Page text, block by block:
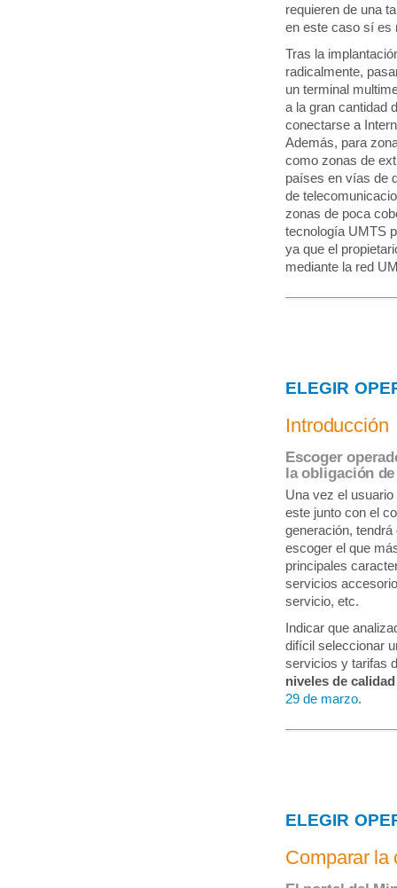
requieren de una
en este caso sí es
Tras la
radicalmente,
un terminal
a la gran cantidad
conectarse a
Además, para
como zonas de
países en vías de
de
zonas de poca
tecnología UMTS
ya que el
mediante la red
ELEGIR
Introducción
Escoger
la obligación
Una vez el
este junto con el
generación, tendrá
escoger el que
principales
servicios
servicio, etc.
Indicar que
difícil seleccionar
servicios y tarifas
niveles de calidad
29 de marzo.
ELEGIR
Comparar la